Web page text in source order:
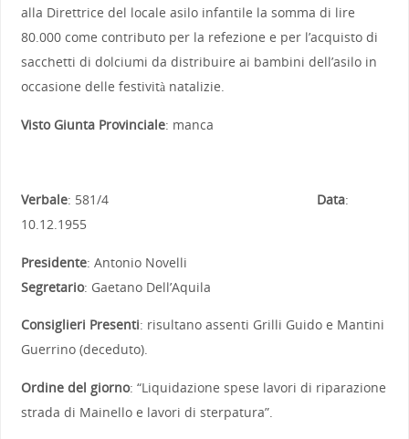
alla Direttrice del locale asilo infantile la somma di lire
80.000 come contributo per la refezione e per l’acquisto di
sacchetti di dolciumi da distribuire ai bambini dell’asilo in
occasione delle festività natalizie.
Visto Giunta Provinciale: manca
Verbale: 581/4 Data:
10.12.1955
Presidente: Antonio Novelli
Segretario: Gaetano Dell’Aquila
Consiglieri Presenti: risultano assenti Grilli Guido e Mantini
Guerrino (deceduto).
Ordine del giorno: “Liquidazione spese lavori di riparazione
strada di Mainello e lavori di sterpatura”.